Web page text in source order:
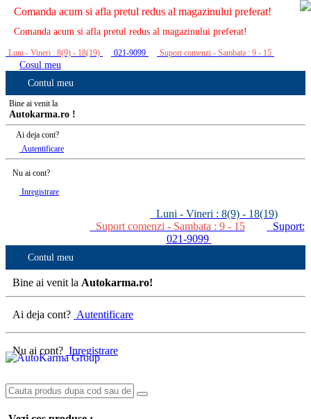
Comanda acum si afla pretul redus al magazinului preferat!
Comanda acum si afla pretul redus al magazinului preferat!
Luni - Vineri : 8(9) - 18(19) 021-9099 Suport comenzi - Sambata : 9 - 15
Cosul meu
Contul meu
Bine ai venit la
Autokarma.ro !
Ai deja cont?
Autentificare
Nu ai cont?
Inregistrare
Luni - Vineri : 8(9) - 18(19)
Suport comenzi - Sambata : 9 - 15
Suport:
021-9099
Contul meu
Bine ai venit la Autokarma.ro!
Ai deja cont? Autentificare
Nu ai cont? Inregistrare